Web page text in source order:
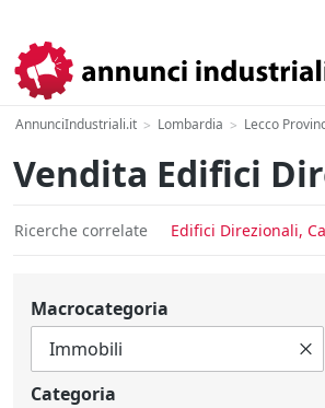
AnnunciIndustriali.it > Lombardia > Lecco
Vendita Edifici
Ricerche correlate Edifici Direzionali,
Macrocategoria
Categoria